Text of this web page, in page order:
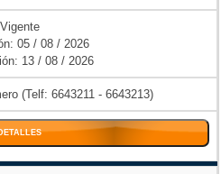
Vigente
05 / 08 / 2026
13 / 08 / 2026
(Telf: 6643211 - 6643213)